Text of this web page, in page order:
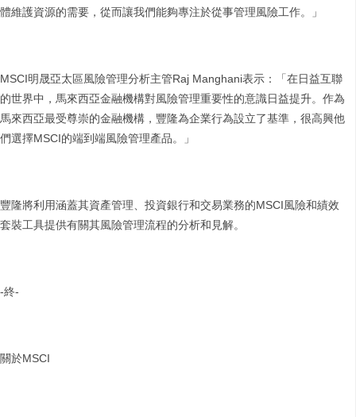
體維護資源的需要，從而讓我們能夠專注於從事管理風險工作。」
MSCI明晟亞太區風險管理分析主管Raj Manghani表示：「在日益互聯
的世界中，馬來西亞金融機構對風險管理重要性的意識日益提升。作為
馬來西亞最受尊崇的金融機構，豐隆為企業行為設立了基準，很高興他
們選擇MSCI的端到端風險管理產品。」
豐隆將利用涵蓋其資產管理、投資銀行和交易業務的MSCI風險和績效
套裝工具提供有關其風險管理流程的分析和見解。
-終-
關於MSCI